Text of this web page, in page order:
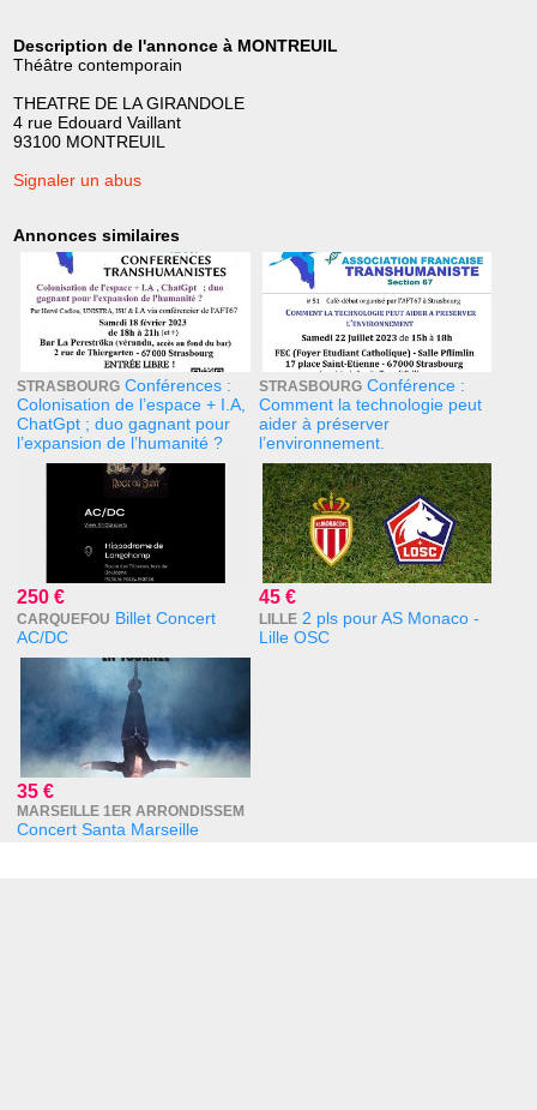
Description de l'annonce à MONTREUIL
Théâtre contemporain
THEATRE DE LA GIRANDOLE
4 rue Edouard Vaillant
93100 MONTREUIL
Signaler un abus
Annonces similaires
STRASBOURG Conférences :
Colonisation de l’espace + I.A,
ChatGpt ; duo gagnant pour
l’expansion de l’humanité ?
STRASBOURG Conférence :
Comment la technologie peut
aider à préserver
l’environnement.
250 €
CARQUEFOU Billet Concert
AC/DC
45 €
LILLE 2 pls pour AS Monaco -
Lille OSC
35 €
MARSEILLE 1ER ARRONDISSEM
Concert Santa Marseille